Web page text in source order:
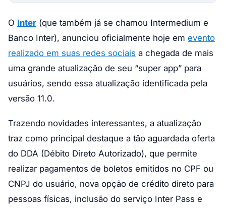
O Inter (que também já se chamou Intermedium e
Banco Inter), anunciou oficialmente hoje em evento
realizado em suas redes sociais a chegada de mais
uma grande atualização de seu “super app” para
usuários, sendo essa atualização identificada pela
versão 11.0.
Trazendo novidades interessantes, a atualização
traz como principal destaque a tão aguardada oferta
do DDA (Débito Direto Autorizado), que permite
realizar pagamentos de boletos emitidos no CPF ou
CNPJ do usuário, nova opção de crédito direto para
pessoas físicas, inclusão do serviço Inter Pass e